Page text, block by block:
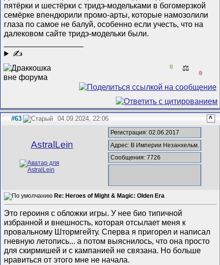
пятёрки и шестёрки с тридэ-модельками в богомерзкой
семёрке впендюрили промо-арты, которые намозолили
глаза по самое не балуй, особенно если учесть, что на
далековом сайте тридэ-модельки были.
✍
0 ⚖️
0
#63 04.09.2024, 22:06 ^
AstralLein
Регистрация: 02.06.2017
Адрес: В Империи Незанхельм.
Сообщения: 7726
Re: Heroes of Might & Magic: Olden Era
Это героиня с обложки игры. У нее био типичной
избранной и внешность, которая отсылает меня к
провальному Штормгейту. Сперва я пригорел и написал
гневную летопись... а потом выяснилось, что она просто
для скирмишей и с кампанией не связана. Но больше
нравиться от этого мне не начала.